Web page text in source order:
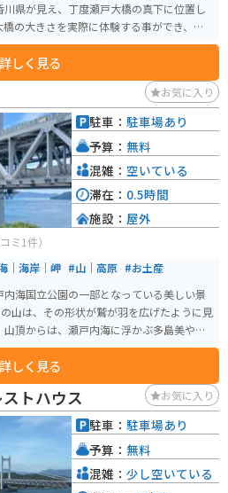
県が見え、丁度瀬戸大橋の真下に位置し
の大きさを実際に体験する事ができ、瀬戸
夕方になると夕日をバッ
なっています。駐車場内にはトイレも設
内海の良い景色を堪能してみてはいかが
詳しく見る
お気に入り
コミ1件）
｜海岸｜岬 #山｜高原 #お土産
海国立公園の一部となっている美しい景
山は、その形状が鷲が羽を広げたように見
頂からは、瀬戸内海に浮かぶ多島美や雄
の美しさは格別です。いくつかの展望台が
は、広がるパノラマ風景を楽しむことが
、自然を満喫しながらの散策が楽しめま
、美しい景色を眺めながらの食事やお土
スポットが多く、鷲羽山ハイランドとい
できる観光船などがあります。
詳しく見る
駐車： 駐車場あり
予算： 無料
混雑： 空いている
滞在： 0.5時間
施設： 屋外
トハウス お気に入り
駐車： 駐車場あり
予算： 無料
混雑： 少し空いている